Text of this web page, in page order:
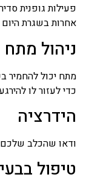
פעילות גופנית
אחרות בשגרת
ניהול מתח
מתח יכול להחמיר
כדי לעזור לו
הידרציה
ודאו שהכלב שלכם
טיפול